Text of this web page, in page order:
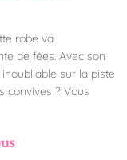
robe va
de fées. Avec son
sur la piste
convives ? Vous